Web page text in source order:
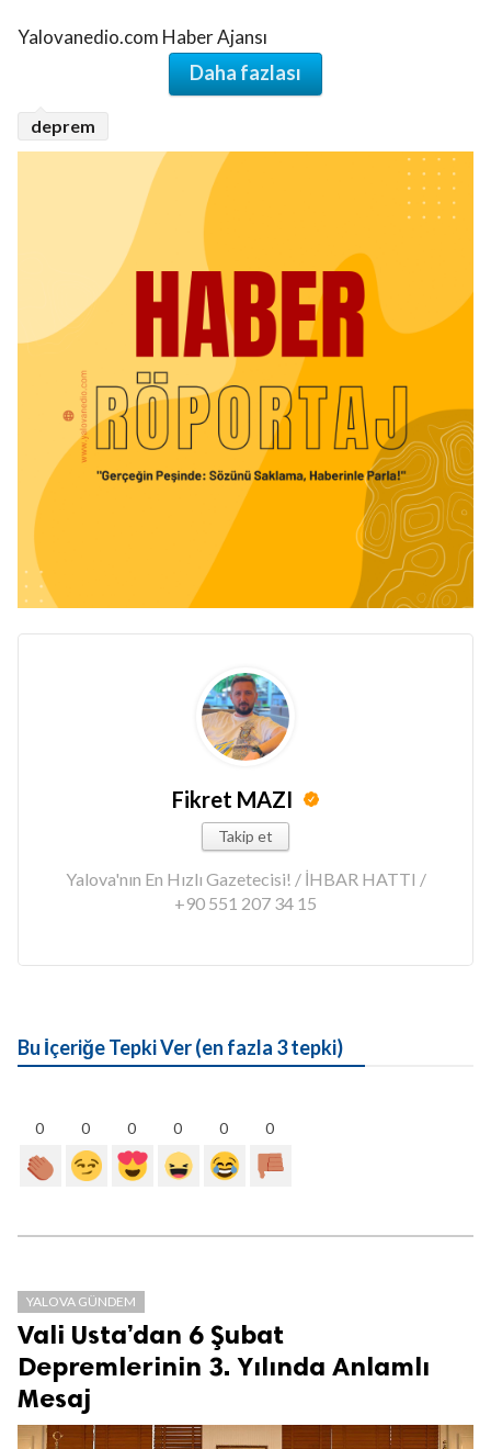
Daha fazlası
deprem
Takip et
+90 551 207 34 15
Vali Usta’dan 6 Şubat
Depremlerinin 3. Yılında Anlamlı
Mesaj